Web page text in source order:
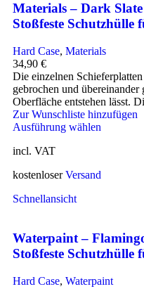
Materials – Dark
Stoßfeste Schutzhülle
Hard Case, Materials
34,90 €
Die einzelnen
gebrochen und
Oberfläche entstehen lässt.
Zur Wunschliste hinzufügen
Ausführung wählen
incl. VAT
kostenloserVersand
Schnellansicht
Waterpaint –
Stoßfeste Schutzhülle
Hard Case, Waterpaint